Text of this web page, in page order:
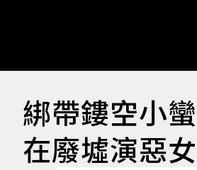
綁帶鏤空小
在廢墟演惡女